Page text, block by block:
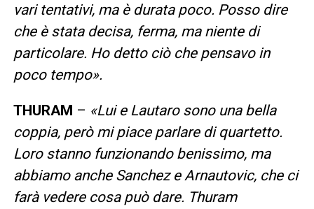
vari tentativi, ma è durata poco. Posso dire
che è stata decisa, ferma, ma niente di
particolare. Ho detto ciò che pensavo in
poco tempo».
THURAM – «Lui e Lautaro sono una bella
coppia, però mi piace parlare di quartetto.
Loro stanno funzionando benissimo, ma
abbiamo anche Sanchez e Arnautovic, che ci
farà vedere cosa può dare. Thuram